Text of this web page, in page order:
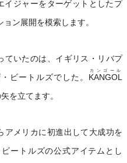
イジャーをターゲットとしたプ
ョン展開を模索します。
ていたのは、イギリス・リバプ
ビートルズでした。 KANGOL
カンゴール
を立てます。
アメリカに初進出して大成功を
ートルズの公式アイテムとし